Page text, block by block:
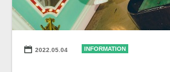
2022.05.04 INFORMATION